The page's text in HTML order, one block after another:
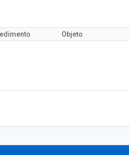
Objeto